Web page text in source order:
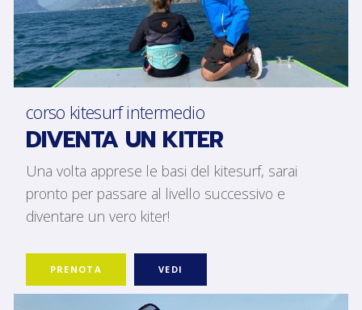
corso kitesurf intermedio
DIVENTA UN KITER
Una volta apprese le basi del kitesurf, sarai
pronto per passare al livello successivo e
diventare un vero kiter!
PRENOTA VEDI